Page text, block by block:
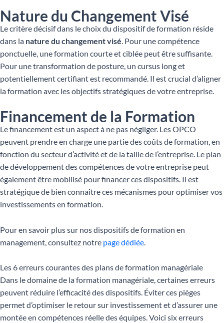
Nature du Changement Visé
Le critère décisif dans le choix du dispositif de formation réside
dans la nature du changement visé. Pour une compétence
ponctuelle, une formation courte et ciblée peut être suffisante.
Pour une transformation de posture, un cursus long et
potentiellement certifiant est recommandé. Il est crucial d’aligner
la formation avec les objectifs stratégiques de votre entreprise.
Financement de la Formation
Le financement est un aspect à ne pas négliger. Les OPCO
peuvent prendre en charge une partie des coûts de formation, en
fonction du secteur d’activité et de la taille de l’entreprise. Le plan
de développement des compétences de votre entreprise peut
également être mobilisé pour financer ces dispositifs. Il est
stratégique de bien connaître ces mécanismes pour optimiser vos
investissements en formation.
Pour en savoir plus sur nos dispositifs de formation en
management, consultez notre page dédiée
Les 6 erreurs courantes des plans de formation managériale
Dans le domaine de la formation managériale, certaines erreurs
peuvent réduire l’efficacité des dispositifs. Éviter ces pièges
permet d’optimiser le retour sur investissement et d’assurer une
montée en compétences réelle des équipes. Voici six erreurs